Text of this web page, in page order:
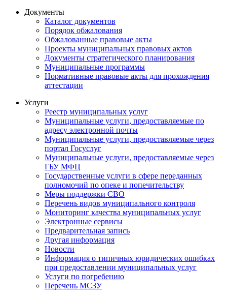
Документы
Каталог документов
Порядок обжалования
Обжалованные правовые акты
Проекты муниципальных правовых актов
Документы стратегического планирования
Муниципальные программы
Нормативные правовые акты для прохождения
аттестации
Услуги
Реестр муниципальных услуг
Муниципальные услуги, предоставляемые по
адресу электронной почты
Муниципальные услуги, предоставляемые через
портал Госуслуг
Муниципальные услуги, предоставляемые через
ГБУ МФЦ
Государственные услуги в сфере переданных
полномочий по опеке и попечительству
Меры поддержки СВО
Перечень видов муниципального контроля
Мониторинг качества муниципальных услуг
Электронные сервисы
Предварительная запись
Другая информация
Новости
Информация о типичных юридических ошибках
при предоставлении муниципальных услуг
Услуги по погребению
Перечень МСЗУ